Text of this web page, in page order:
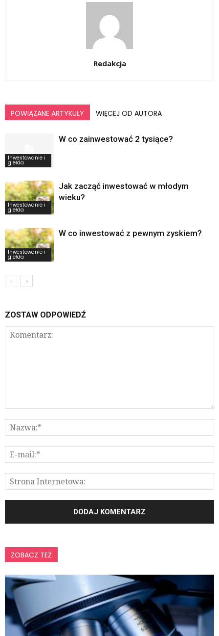
Redakcja
POWIĄZANE ARTYKUŁY WIĘCEJ OD AUTORA
Inwestowanie i
giełda
W co zainwestować 2 tysiące?
Inwestowanie i
giełda
Jak zacząć inwestować w młodym
wieku?
Inwestowanie i
giełda
W co inwestować z pewnym zyskiem?
ZOSTAW ODPOWIEDŹ
ZOBACZ TEŻ